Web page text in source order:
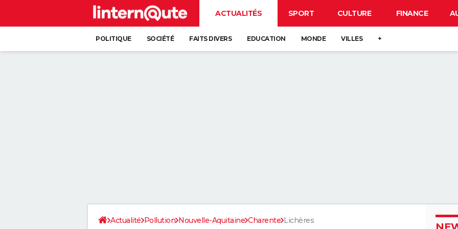
ACTUALITÉS SPORT CULTURE FINANCE
POLITIQUE SOCIÉTÉ FAITS DIVERS EDUCATION MONDE VILLES +
Actualité Pollution Nouvelle-Aquitaine Charente Lichères